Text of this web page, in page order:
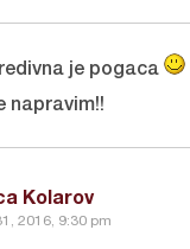
Kolarov
2016, 9:30 pm
je pogaca
napravim!!